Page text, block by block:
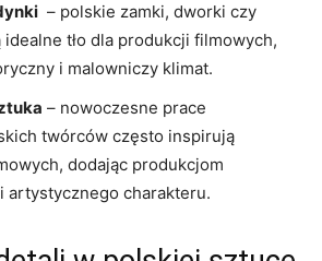
⁢ – polskie zamki, dworki czy
idealne tło ⁤dla produkcji filmowych,
i malowniczy⁢ klimat.
– nowoczesne prace
twórców często inspirują
dodając produkcjom
‍artystycznego charakteru.